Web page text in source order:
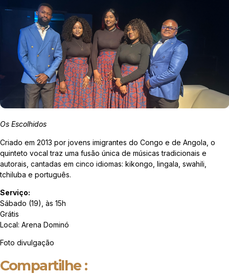
Os Escolhidos
Criado em 2013 por jovens imigrantes do Congo e de Angola, o
quinteto vocal traz uma fusão única de músicas tradicionais e
autorais, cantadas em cinco idiomas: kikongo, lingala, swahili,
tchiluba e português.
Serviço:
Sábado (19), às 15h
Grátis
Local: Arena Dominó
Foto divulgação
Compartilhe :